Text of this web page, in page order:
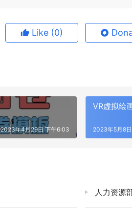
Like (0)
2023年4月29日 下午6:03
VR虚拟绘
2023年5月8
人力资源